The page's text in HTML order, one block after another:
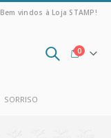
Bem vindos à Loja STAMP!
0
SORRISO